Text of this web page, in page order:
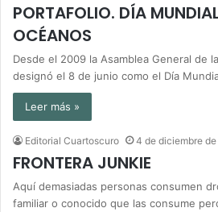
PORTAFOLIO. DÍA
OCÉANOS
Desde el 2009 la Asamblea General de
designó el 8 de junio como el Día
Leer más »
Editorial Cuartoscuro 4 de diciembre
FRONTERA JUNKIE
Aquí demasiadas personas consumen
familiar o conocido que las consume